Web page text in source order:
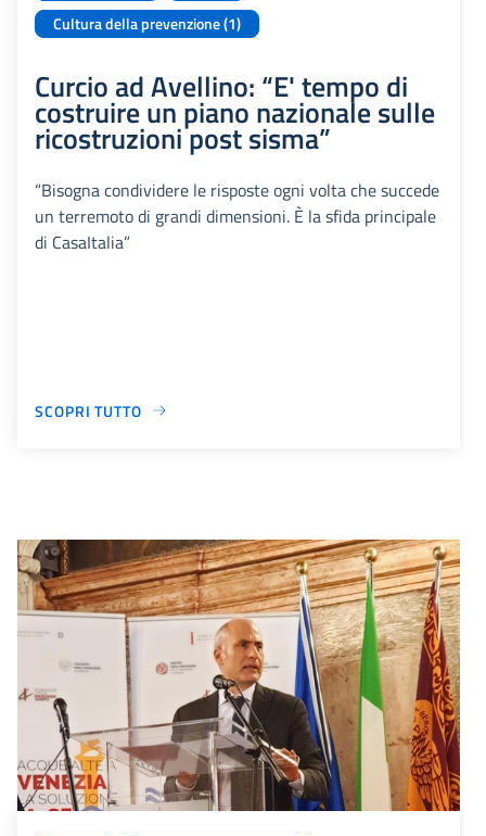
Cultura della prevenzione (1)
Curcio ad Avellino: “E' tempo di
costruire un piano nazionale sulle
ricostruzioni post sisma”
“Bisogna condividere le risposte ogni volta che succede
un terremoto di grandi dimensioni. È la sfida principale
di CasaItalia”
SCOPRI TUTTO